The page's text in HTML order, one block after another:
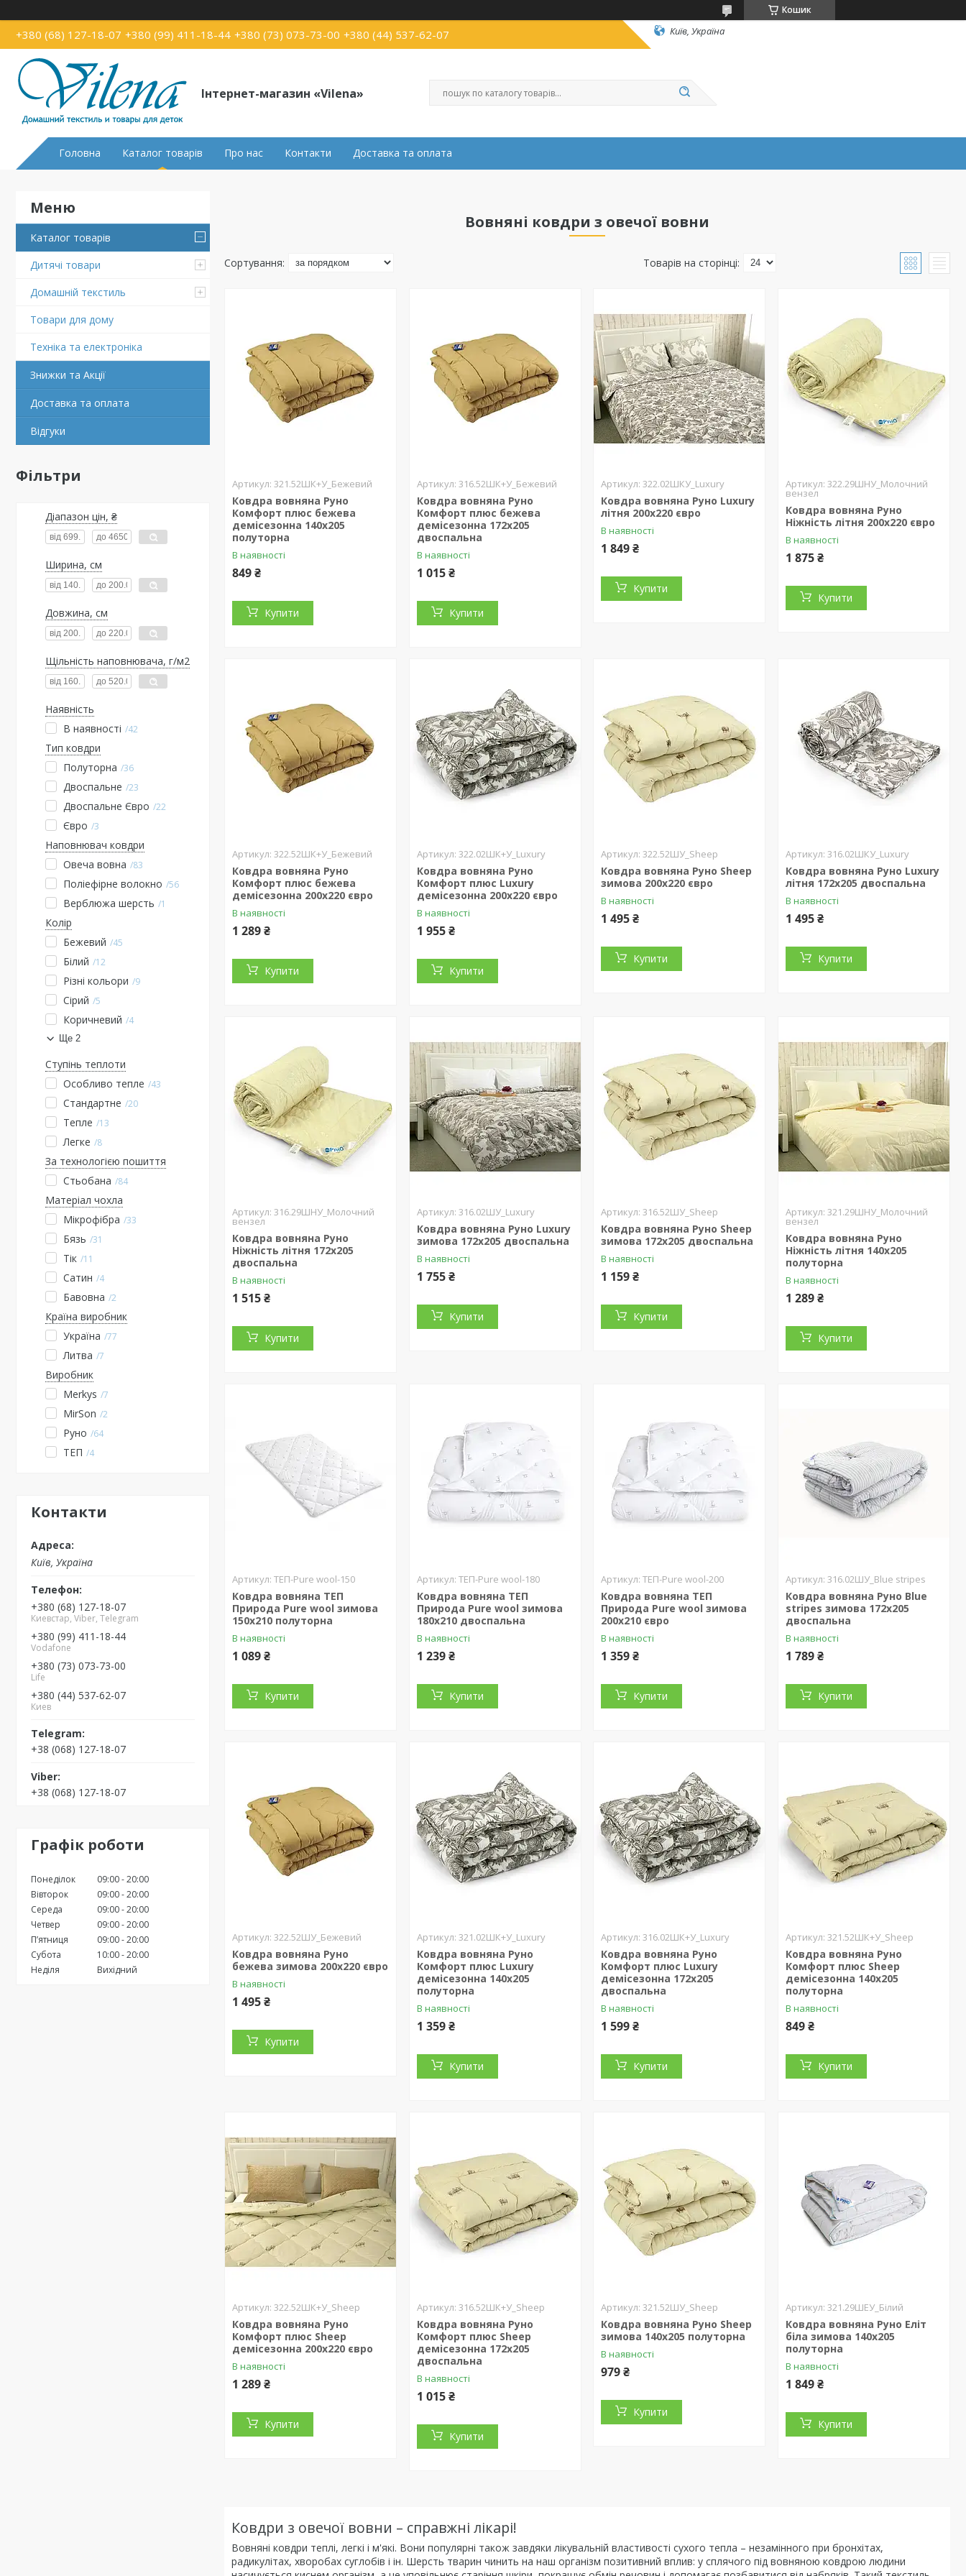
Кошик
+380 (68) 127-18-07 +380 (99) 411-18-44 +380 (73) 073-73-00 +380 (44) 537-62-07 Київ, Україна
Інтернет-магазин «Vilena»
Головна Каталог товарів Про нас Контакти Доставка та оплата
Каталог товарів
Дитячі товари
Домашній текстиль
Товари для дому
Техніка та електроніка
Знижки та Акції
Доставка та оплата
Відгуки
Фільтри
Діапазон цін, ₴
Ширина, см
Довжина, см
Щільність наповнювача, г/м2
Наявність
В наявності
42
Тип ковдри
Полуторна 36
Двоспальне 23
Двоспальне Євро 22
Євро 3
Наповнювач ковдри
Овеча вовна
83
Поліефірне волокно 56
Верблюжа шерсть 1
Колір
Бежевий
45
Білий 12
Різні кольори 9
Сірий 5
Коричневий 4
Ще 2
Ступінь теплоти
Особливо тепле
43
Стандартне 20
Тепле 13
Легке 8
За технологією пошиття
Стьобана
84
Матеріал чохла
Мікрофібра 33
Бязь 31
Тік 11
Сатин 4
Бавовна 2
Країна виробник
Україна 77
Литва 7
Виробник
Merkys 7
MirSon 2
Руно 64
ТЕП 4
Контакти
Київ, Україна
+380 (68) 127-18-07
Киевстар, Viber, Telegram
+380 (99) 411-18-44
Vodafone
+380 (73) 073-73-00
Life
+380 (44) 537-62-07
Киев
+38 (068) 127-18-07
+38 (068) 127-18-07
Графік роботи
Понеділок 09:00 20:00
Вівторок
09:00 20:00
Середа
09:00 20:00
Четвер
09:00 20:00
Пʼятниця
09:00 20:00
Субота
10:00 20:00
Неділя
Вихідний
Вовняні ковдри з овечої вовни
321.52ШК+У_Бежевий
Ковдра вовняна Руно
Комфорт плюс бежева
демісезонна 140х205
полуторна
В наявності
849 ₴
Купити
316.52ШК+У_Бежевий
Ковдра вовняна Руно
Комфорт плюс бежева
демісезонна 172х205
двоспальна
В наявності
1 015 ₴
Купити
322.02ШКУ_Luxury
Ковдра вовняна Руно Luxury
літня 200х220 євро
В наявності
1 849 ₴
Купити
322.29ШНУ_Молочний
вензел
Ковдра вовняна Руно
Ніжність літня 200х220 євро
В наявності
1 875 ₴
Купити
322.52ШК+У_Бежевий
Ковдра вовняна Руно
Комфорт плюс бежева
демісезонна 200х220 євро
В наявності
1 289 ₴
Купити
322.02ШК+У_Luxury
Ковдра вовняна Руно
Комфорт плюс Luxury
демісезонна 200х220 євро
В наявності
1 955 ₴
Купити
322.52ШУ_Sheep
Ковдра вовняна Руно Sheep
зимова 200х220 євро
В наявності
1 495 ₴
Купити
316.02ШКУ_Luxury
Ковдра вовняна Руно Luxury
літня 172х205 двоспальна
В наявності
1 495 ₴
Купити
316.29ШНУ_Молочний
вензел
Ковдра вовняна Руно
Ніжність літня 172х205
двоспальна
В наявності
1 515 ₴
Купити
316.02ШУ_Luxury
Ковдра вовняна Руно Luxury
зимова 172х205 двоспальна
В наявності
1 755 ₴
Купити
316.52ШУ_Sheep
Ковдра вовняна Руно Sheep
зимова 172х205 двоспальна
В наявності
1 159 ₴
Купити
321.29ШНУ_Молочний
вензел
Ковдра вовняна Руно
Ніжність літня 140х205
полуторна
В наявності
1 289 ₴
Купити
ТЕП-Pure wool-150
Ковдра вовняна ТЕП
Природа Pure wool зимова
150х210 полуторна
В наявності
1 089 ₴
Купити
ТЕП-Pure wool-180
Ковдра вовняна ТЕП
Природа Pure wool зимова
180х210 двоспальна
В наявності
1 239 ₴
Купити
ТЕП-Pure wool-200
Ковдра вовняна ТЕП
Природа Pure wool зимова
200х210 євро
В наявності
1 359 ₴
Купити
316.02ШУ_Blue stripes
Ковдра вовняна Руно Blue
stripes зимова 172х205
двоспальна
В наявності
1 789 ₴
Купити
322.52ШУ_Бежевий
Ковдра вовняна Руно
бежева зимова 200х220 євро
В наявності
1 495 ₴
Купити
321.02ШК+У_Luxury
Ковдра вовняна Руно
Комфорт плюс Luxury
демісезонна 140х205
полуторна
В наявності
1 359 ₴
Купити
316.02ШК+У_Luxury
Ковдра вовняна Руно
Комфорт плюс Luxury
демісезонна 172х205
двоспальна
В наявності
1 599 ₴
Купити
321.52ШК+У_Sheep
Ковдра вовняна Руно
Комфорт плюс Sheep
демісезонна 140х205
полуторна
В наявності
849 ₴
Купити
322.52ШК+У_Sheep
Ковдра вовняна Руно
Комфорт плюс Sheep
демісезонна 200х220 євро
В наявності
1 289 ₴
Купити
316.52ШК+У_Sheep
Ковдра вовняна Руно
Комфорт плюс Sheep
демісезонна 172х205
двоспальна
В наявності
1 015 ₴
Купити
321.52ШУ_Sheep
Ковдра вовняна Руно Sheep
зимова 140х205 полуторна
В наявності
979 ₴
Купити
321.29ШЕУ_Білий
Ковдра вовняна Руно Еліт
біла зимова 140х205
полуторна
В наявності
1 849 ₴
Купити
Ковдри з овечої вовни – справжні лікарі!
Вовняні ковдри теплі, легкі і м'які. Вони популярні також завдяки лікувальній властивості сухого тепла – незамінного при бронхітах,
радикулітах, хворобах суглобів і ін. Шерсть тварин чинить на наш організм позитивний вплив: у сплячого під вовняною ковдрою людини